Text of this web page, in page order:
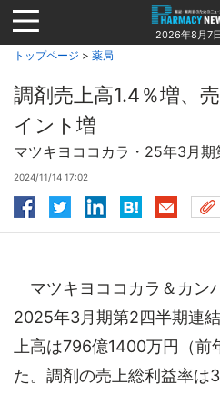
Jump
to
navigation
2026年8月7日
トップページ > 薬局
調剤売上高1.4％増、
イント増
マツキヨココカラ・25年3月期
2024/11/14 17:02
マツキヨココカラ＆カン
2025年3月期第2四半期連
上高は796億1400万円（前
た。調剤の売上総利益率は